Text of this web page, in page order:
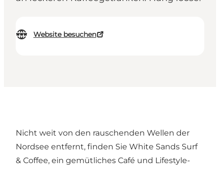
Website besuchen
Nicht weit von den rauschenden Wellen der
Nordsee entfernt, finden Sie White Sands Surf
& Coffee, ein gemütliches Café und Lifestyle-